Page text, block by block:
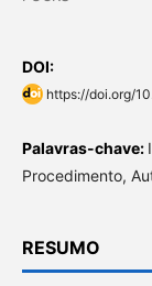
DOI:
https://doi.org/
Palavras-chave:
Procedimento,
RESUMO